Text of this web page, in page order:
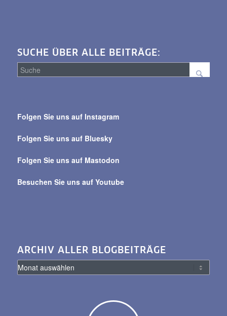
SUCHE ÜBER ALLE BEITRÄGE:
alle
Folgen Sie uns auf Instagram
Folgen Sie uns auf Bluesky
Folgen Sie uns auf Mastodon
Besuchen Sie uns auf Youtube
ARCHIV ALLER BLOGBEITRÄGE